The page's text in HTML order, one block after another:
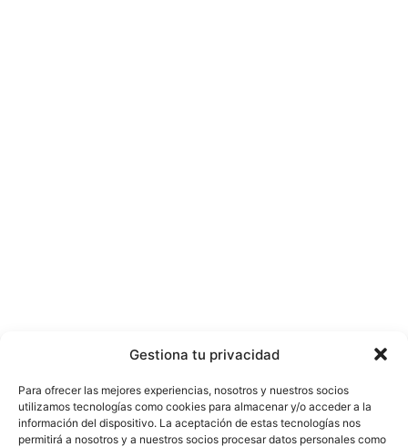
Gestiona tu privacidad
Para ofrecer las mejores experiencias, nosotros y nuestros socios
utilizamos tecnologías como cookies para almacenar y/o acceder a la
información del dispositivo. La aceptación de estas tecnologías nos
permitirá a nosotros y a nuestros socios procesar datos personales como